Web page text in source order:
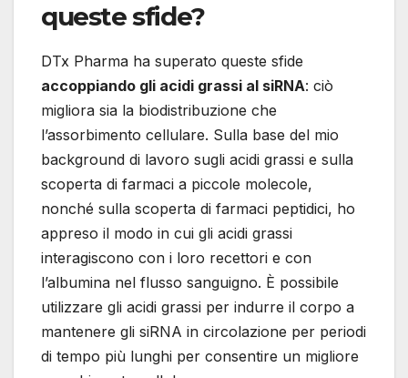
queste sfide?
DTx Pharma ha superato queste sfide
accoppiando gli acidi grassi al siRNA: ciò
migliora sia la biodistribuzione che
l’assorbimento cellulare. Sulla base del mio
background di lavoro sugli acidi grassi e sulla
scoperta di farmaci a piccole molecole,
nonché sulla scoperta di farmaci peptidici, ho
appreso il modo in cui gli acidi grassi
interagiscono con i loro recettori e con
l’albumina nel flusso sanguigno. È possibile
utilizzare gli acidi grassi per indurre il corpo a
mantenere gli siRNA in circolazione per periodi
di tempo più lunghi per consentire un migliore